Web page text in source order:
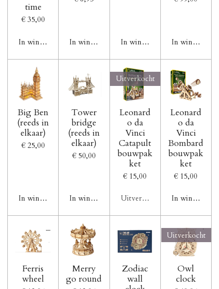
time
€ 35,00
In winkelwagenIn winkelwagen In winkelwagen In
Big Ben
(reeds in
elkaar)
€ 25,00
In winkelwagen
Tower
bridge
(reeds in
elkaar)
€ 50,00
In winkelwagen
Uitverkocht
Leonard
o da
Vinci
Catapult
bouwpak
ket
€ 15,00
Uitverkocht
Leonard
o da
Vinci
Bombard
bouwpak
ket
€ 15,00
In
Ferris
wheel
Merry
go round
Zodiac
wall
Uitverkocht
Owl
clock